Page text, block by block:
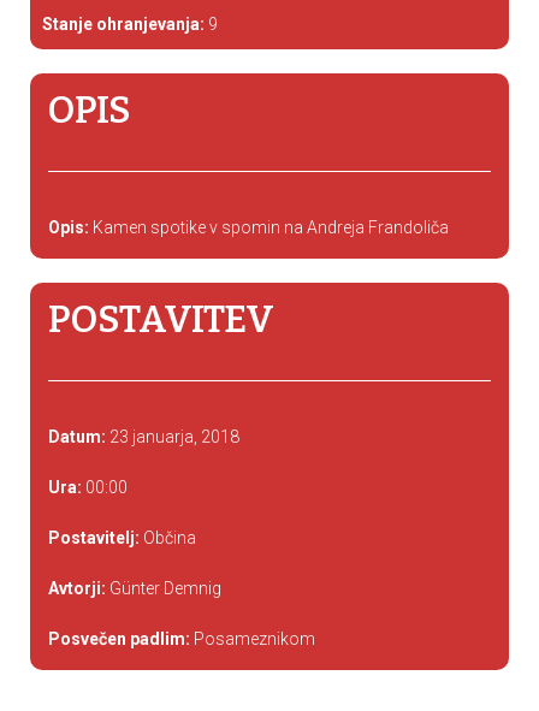
Stanje ohranjevanja: 9
OPIS
Opis: Kamen spotike v spomin na Andreja Frandoliča
POSTAVITEV
Datum: 23 januarja, 2018
Ura: 00:00
Postavitelj: Občina
Avtorji: Günter Demnig
Posvečen padlim: Posameznikom